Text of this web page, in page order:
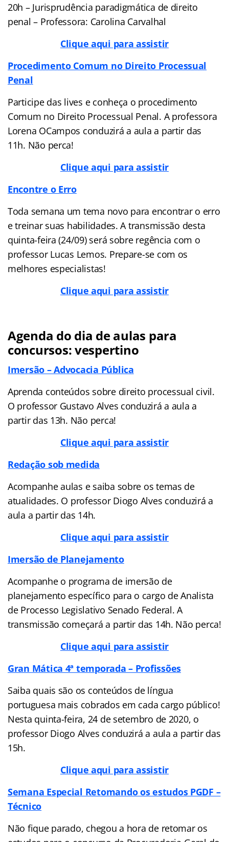
20h – Jurisprudência paradigmática de direito
penal – Professora: Carolina Carvalhal
Clique aqui para assistir
Procedimento Comum no Direito Processual
Penal
Participe das lives e conheça o procedimento
Comum no Direito Processual Penal. A professora
Lorena OCampos conduzirá a aula a partir das
11h. Não perca!
Clique aqui para assistir
Encontre o Erro
Toda semana um tema novo para encontrar o erro
e treinar suas habilidades. A transmissão desta
quinta-feira (24/09) será sobre regência com o
professor Lucas Lemos. Prepare-se com os
melhores especialistas!
Clique aqui para assistir
Agenda do dia de aulas para
concursos: vespertino
Imersão – Advocacia Pública
Aprenda conteúdos sobre direito processual civil.
O professor Gustavo Alves conduzirá a aula a
partir das 13h. Não perca!
Clique aqui para assistir
Redação sob medida
Acompanhe aulas e saiba sobre os temas de
atualidades. O professor Diogo Alves conduzirá a
aula a partir das 14h.
Clique aqui para assistir
Imersão de Planejamento
Acompanhe o programa de imersão de
planejamento específico para o cargo de Analista
de Processo Legislativo Senado Federal. A
transmissão começará a partir das 14h. Não perca!
Clique aqui para assistir
Gran Mática 4ª temporada – Profissões
Saiba quais são os conteúdos de língua
portuguesa mais cobrados em cada cargo público!
Nesta quinta-feira, 24 de setembro de 2020, o
professor Diogo Alves conduzirá a aula a partir das
15h.
Clique aqui para assistir
Semana Especial Retomando os estudos PGDF –
Técnico
Não fique parado, chegou a hora de retomar os